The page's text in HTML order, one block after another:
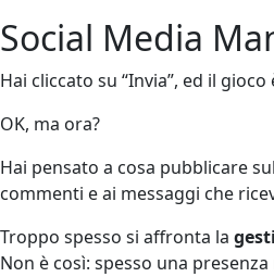
Social Media
Hai cliccato su “Invia”, ed il
OK, ma ora?
Hai pensato a cosa pubblicare
commenti e ai messaggi che
Troppo spesso si affronta la
Non è così: spesso una